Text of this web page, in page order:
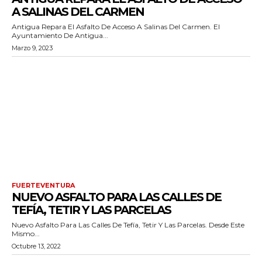
A SALINAS DEL CARMEN
Antigua Repara El Asfalto De Acceso A Salinas Del Carmen. El
Ayuntamiento De Antigua...
Marzo 9, 2023
FUERTEVENTURA
NUEVO ASFALTO PARA LAS CALLES DE
TEFÍA, TETIR Y LAS PARCELAS
Nuevo Asfalto Para Las Calles De Tefía, Tetir Y Las Parcelas. Desde Este
Mismo...
Octubre 13, 2022